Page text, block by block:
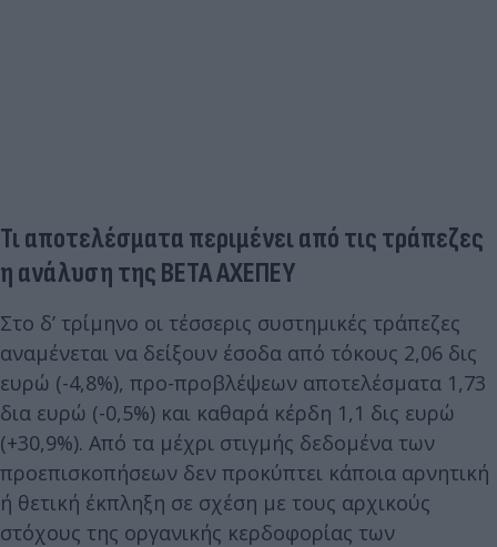
Τι αποτελέσματα περιμένει από τις τράπεζες
η ανάλυση της BETA AXEΠΕΥ
Στο δ’ τρίμηνο οι τέσσερις συστημικές τράπεζες
αναμένεται να δείξουν έσοδα από τόκους 2,06 δις
ευρώ (-4,8%), προ-προβλέψεων αποτελέσματα 1,73
δια ευρώ (-0,5%) και καθαρά κέρδη 1,1 δις ευρώ
(+30,9%). Από τα μέχρι στιγμής δεδομένα των
προεπισκοπήσεων δεν προκύπτει κάποια αρνητική
ή θετική έκπληξη σε σχέση με τους αρχικούς
στόχους της οργανικής κερδοφορίας των